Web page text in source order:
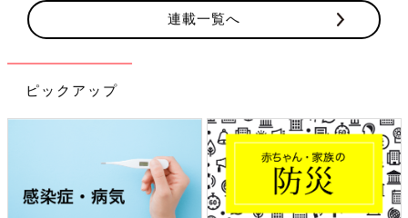
連載一覧へ
ピックアップ